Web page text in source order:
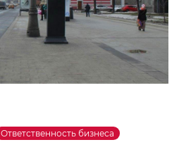
Ответственность бизнеса